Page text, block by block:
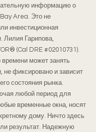
информацию о
Area. Это не
инвестиционная
Лилия Гарипова,
(Cal DRE #02010731).
времени может занять
не фиксировано и зависит
состояния рынка.
любой период для
временные окна, носят
дому. Ничто здесь
результат. Надежную